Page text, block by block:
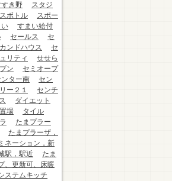
き野
スタジ
ボトル
スポー
すまい給付
セールス
セ
ンドハウス
セ
リティ
せせら
ン
セミオープ
ンター南
セン
ー２１
センチ
ダイエット
場
タイル
たまプラー
たまプラーザ，
ネーション，新
駅，駅近
たま
、更新可、床暖
ステムキッチ